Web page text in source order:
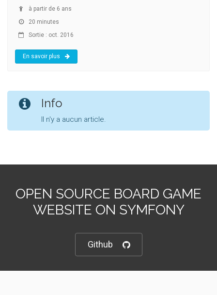
à partir de 6 ans
20 minutes
Sortie : oct. 2016
En savoir plus
Info
Il n'y a aucun article.
OPEN SOURCE BOARD GAME
WEBSITE ON SYMFONY
Github